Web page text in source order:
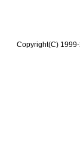
Copyright(C)